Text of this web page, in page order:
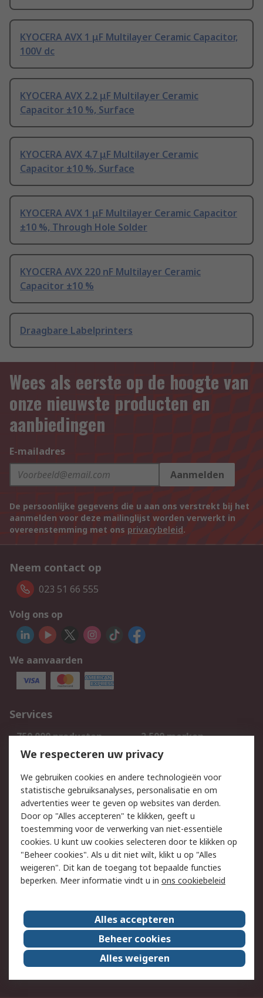
KYOCERA AVX 1 μF Multilayer Ceramic Capacitor,
100V dc
KYOCERA AVX 2.2 μF Multilayer Ceramic
Capacitor ±10 %, Surface
KYOCERA AVX 4.7 μF Multilayer Ceramic
Capacitor ±10 %, Surface
KYOCERA AVX 1 μF Multilayer Ceramic Capacitor
±10 %, Through Hole Solder
KYOCERA AVX 220 nF Multilayer Ceramic
Capacitor ±10 %
Draagbare Labelprinters
Wees als eerste op de hoogte van
onze nieuwste producten en
aanbiedingen
E-mailadres
Aanmelden
De persoonlijke gegevens die u aan ons verstrekt bij het
aanmelden voor deze mailinglijst worden verwerkt in
overeenstemming met ons privacybeleid.
Neem contact op
023 51 66 555
Volg ons op
We aanvaarden
Services
750.000 producten
2.500 merken
Bestellen
Inkoopoplossingen
Track & Trace
Wettelijk
Cookiebeleid
Email veiligheid
Privacybeleid
Websitevoorwaarden
Algemene
verkoopvoorwaarden
Over RS
RS Group
Over ons
RS wereldwijd
Werken bij RS
ESG
We respecteren uw privacy
We gebruiken cookies en andere technologieën voor
statistische gebruiksanalyses, personalisatie en om
advertenties weer te geven op websites van derden.
Door op "Alles accepteren" te klikken, geeft u
toestemming voor de verwerking van niet-essentiële
cookies. U kunt uw cookies selecteren door te klikken op
"Beheer cookies". Als u dit niet wilt, klikt u op "Alles
weigeren". Dit kan de toegang tot bepaalde functies
beperken. Meer informatie vindt u in ons cookiebeleid
Alles accepteren
Beheer cookies
Alles weigeren